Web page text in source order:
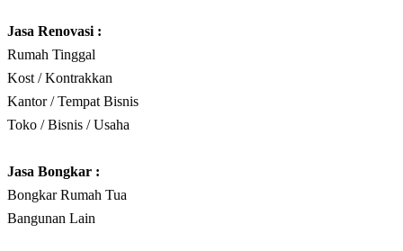
Jasa Renovasi :
Rumah Tinggal
Kost / Kontrakkan
Kantor / Tempat Bisnis
Toko / Bisnis / Usaha
Jasa Bongkar :
Bongkar Rumah Tua
Bangunan Lain